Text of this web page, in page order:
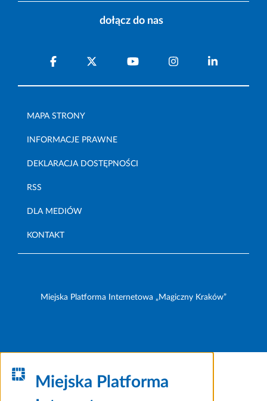
dołącz do nas
MAPA STRONY
INFORMACJE PRAWNE
DEKLARACJA DOSTĘPNOŚCI
RSS
DLA MEDIÓW
KONTAKT
Miejska Platforma Internetowa „Magiczny Kraków”
Miejska Platforma